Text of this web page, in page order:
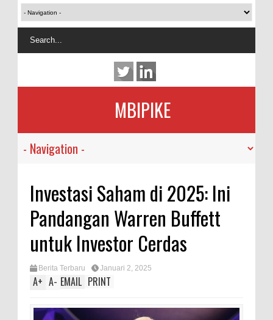
MBIPIKE
Investasi Saham di 2025: Ini
Pandangan Warren Buffett
untuk Investor Cerdas
Berita Terbaru Januari 2, 2025
A+ A- EMAIL PRINT